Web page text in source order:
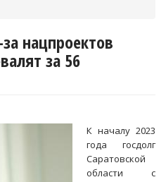
нацпроектов
за 56
К началу 2023
года госдолг
Саратовской
области с